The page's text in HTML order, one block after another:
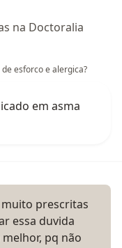
na Doctoralia
esforco e alergica?
em asma
muito prescritas
essa duvida
pq não